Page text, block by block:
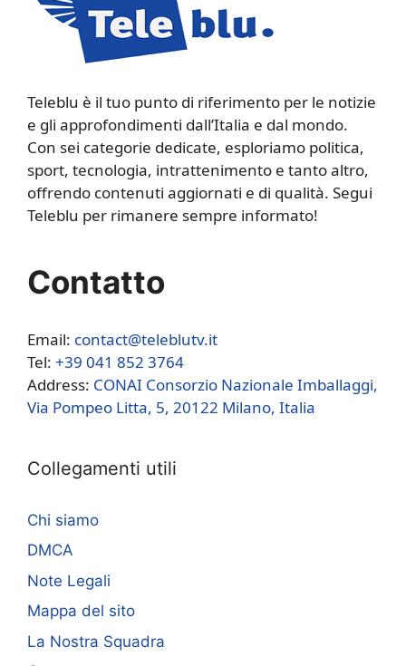
Teleblu è il tuo punto di riferimento per le notizie
e gli approfondimenti dall’Italia e dal mondo.
Con sei categorie dedicate, esploriamo politica,
sport, tecnologia, intrattenimento e tanto altro,
offrendo contenuti aggiornati e di qualità. Segui
Teleblu per rimanere sempre informato!
Contatto
Email: contact@teleblutv.it
Tel: +39 041 852 3764
Address: CONAI Consorzio Nazionale Imballaggi,
Via Pompeo Litta, 5, 20122 Milano, Italia
Collegamenti utili
Chi siamo
DMCA
Note Legali
Mappa del sito
La Nostra Squadra